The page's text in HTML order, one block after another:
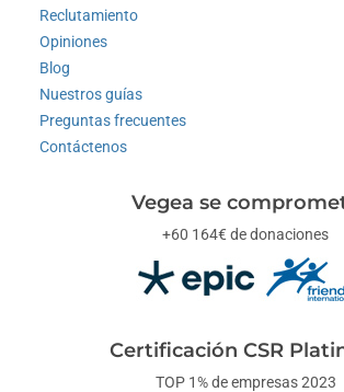
Reclutamiento
Opiniones
Blog
Nuestros guías
Preguntas frecuentes
Contáctenos
Vegea se
+60 164€ de donaciones
Certificación CSR
TOP 1% de empresas 2023